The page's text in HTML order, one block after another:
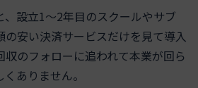
設立1〜2年目のスクールやサブ
の安い決済サービスだけを見て導入
収のフォローに追われて本業が回ら
ありません。